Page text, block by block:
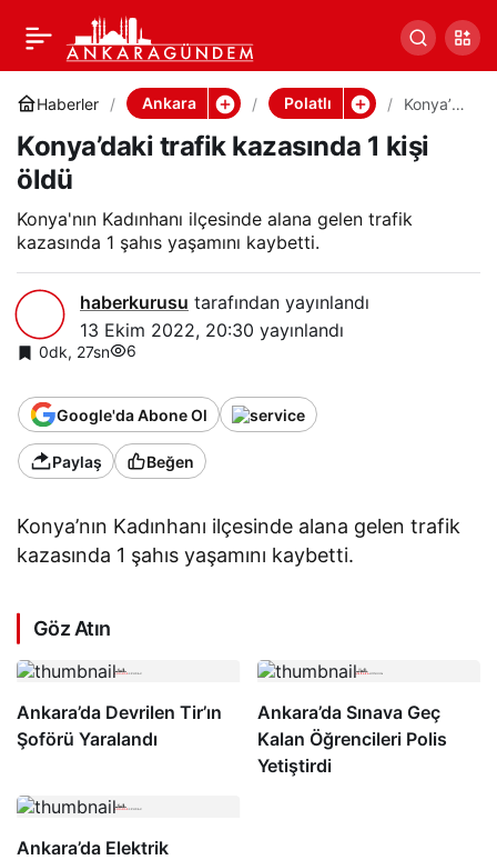
Haberler Ankara Polatlı
Konya’da
kazasınd
a 1 kişi
Konya’daki trafik kazasında 1 kişi
öldü
Konya'nın Kadınhanı ilçesinde alana gelen trafik
kazasında 1 şahıs yaşamını kaybetti.
haberkurusu tarafından yayınlandı
13 Ekim 2022, 20:30 yayınlandı
0dk, 27sn 6
Google'da Abone Ol
Paylaş Beğen
Konya’nın Kadınhanı ilçesinde alana gelen trafik
kazasında 1 şahıs yaşamını kaybetti.
Göz Atın
Ankara’da Devrilen Tir’ın
Şoförü Yaralandı
Ankara’da Sınava Geç
Kalan Öğrencileri Polis
Yetiştirdi
Ankara’da Elektrik
Konya’daki trafik
kazasında 1 kişi öldü
Paylaş